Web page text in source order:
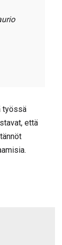
työssä
että